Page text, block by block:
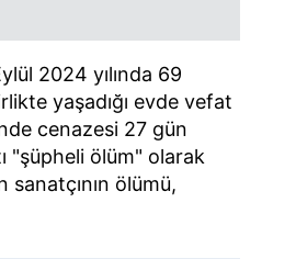
2024 yılında 69
yaşadığı evde vefat
cenazesi 27 gün
"şüpheli ölüm" olarak
ölümü,